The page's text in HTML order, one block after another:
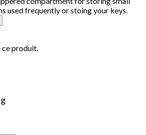
used frequently or stoing your keys.
produit.
5.